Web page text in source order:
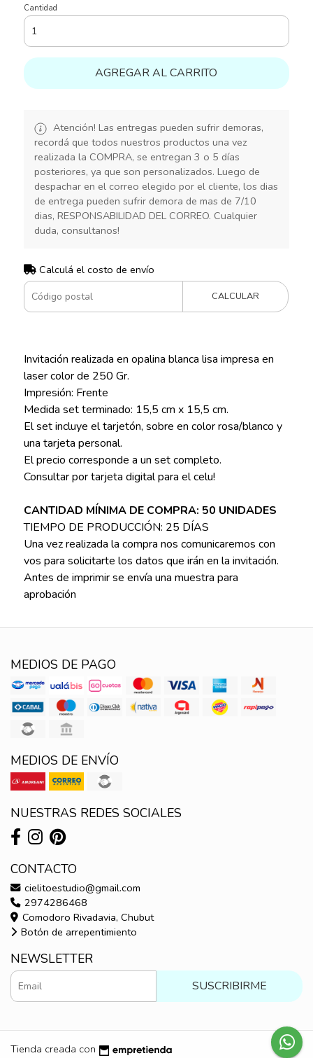
Cantidad
AGREGAR AL CARRITO
Atención! Las entregas pueden sufrir demoras,
recordá que todos nuestros productos una vez
realizada la COMPRA, se entregan 3 o 5 días
posteriores, ya que son personalizados. Luego de
despachar en el correo elegido por el cliente, los dias
de entrega pueden sufrir demora de mas de 7/10
dias, RESPONSABILIDAD DEL CORREO. Cualquier
duda, consultanos!
Calculá el costo de envío
CALCULAR
Invitación realizada en opalina blanca lisa impresa en
laser color de 250 Gr.
Impresión: Frente
Medida set terminado: 15,5 cm x 15,5 cm.
El set incluye el tarjetón, sobre en color rosa/blanco y
una tarjeta personal.
El precio corresponde a un set completo.
Consultar por tarjeta digital para el celu!
CANTIDAD MÍNIMA DE COMPRA: 50 UNIDADES
TIEMPO DE PRODUCCIÓN: 25 DÍAS
Una vez realizada la compra nos comunicaremos con
vos para solicitarte los datos que irán en la invitación.
Antes de imprimir se envía una muestra para
aprobación
MEDIOS DE PAGO
MEDIOS DE ENVÍO
NUESTRAS REDES SOCIALES
CONTACTO
cielitoestudio@gmail.com
2974286468
Comodoro Rivadavia, Chubut
Botón de arrepentimiento
NEWSLETTER
SUSCRIBIRME
Tienda creada con